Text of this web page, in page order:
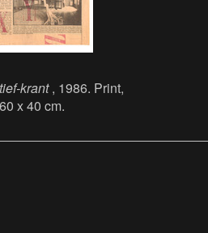
krant, 1986. Print,
paper, pen, stamps, 60 x 40 cm.